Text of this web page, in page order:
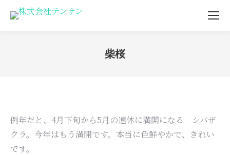
柴桜
例年だと、4月下旬から5月の連休に満開になる シバザ
クラ。今年はもう満開です。本当に色鮮やかで、きれい
です。